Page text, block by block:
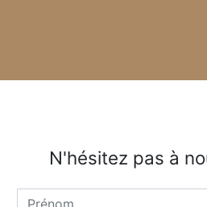
N'hésitez pas à